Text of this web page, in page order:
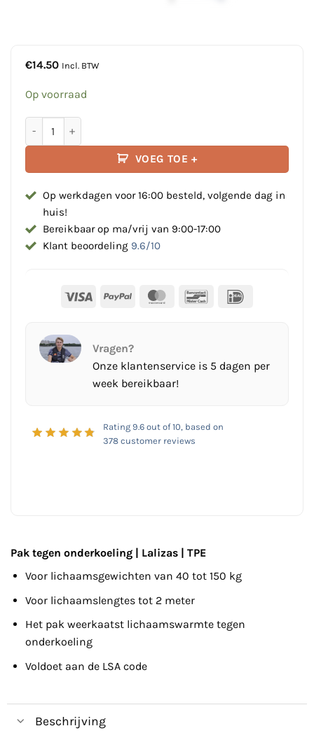
€14.50 Incl. BTW
Op voorraad
VOEG TOE +
Op werkdagen voor 16:00 besteld, volgende dag in
huis!
Bereikbaar op ma/vrij van 9:00-17:00
Klant beoordeling 9.6/10
Visa PayPal MasterCardBancontact
Vragen?
Onze klantenservice is 5 dagen per
week bereikbaar!
Rating 9.6out of 10, based on
378customer reviews
Pak tegen onderkoeling | Lalizas | TPE
Voor lichaamsgewichten van 40 tot 150 kg
Voor lichaamslengtes tot 2 meter
Het pak weerkaatst lichaamswarmte tegen
onderkoeling
Voldoet aan de LSA code
Beschrijving